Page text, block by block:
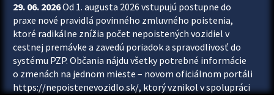
29. 06. 2026Od 1. augusta 2026 vstupujú postupne do
praxe nové pravidlá povinného zmluvného poistenia,
ktoré radikálne znížia počet nepoistených vozidiel v
cestnej premávke a zavedú poriadok a spravodlivosť do
systému PZP. Občania nájdu všetky potrebné informácie
o zmenách na jednom mieste – novom oficiálnom portáli
https://nepoistenevozidlo.sk/, ktorý vznikol v spolupráci